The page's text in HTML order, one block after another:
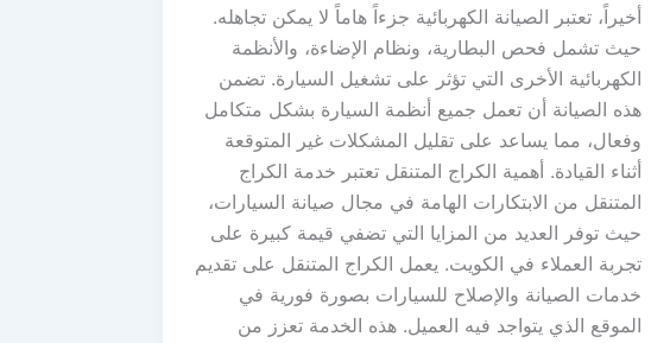
أخيراً، تعتبر الصيانة الكهربائية جزءاً هاماً لا يمكن تجاهله.
حيث تشمل فحص البطارية، ونظام الإضاءة، والأنظمة
الكهربائية الأخرى التي تؤثر على تشغيل السيارة. تضمن
هذه الصيانة أن تعمل جميع أنظمة السيارة بشكل متكامل
وفعال، مما يساعد على تقليل المشكلات غير المتوقعة
أثناء القيادة. أهمية الكراج المتنقل تعتبر خدمة الكراج
المتنقل من الابتكارات الهامة في مجال صيانة السيارات،
حيث توفر العديد من المزايا التي تضفي قيمة كبيرة على
تجربة العملاء في الكويت. يعمل الكراج المتنقل على تقديم
خدمات الصيانة والإصلاح للسيارات بصورة فورية في
الموقع الذي يتواجد فيه العميل. هذه الخدمة تعزز من